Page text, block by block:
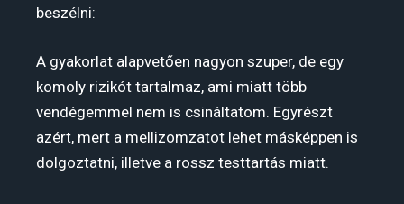
beszélni:
A gyakorlat alapvetően nagyon szuper, de egy
komoly rizikót tartalmaz, ami miatt több
vendégemmel nem is csináltatom. Egyrészt
azért, mert a mellizomzatot lehet másképpen is
dolgoztatni, illetve a rossz testtartás miatt.